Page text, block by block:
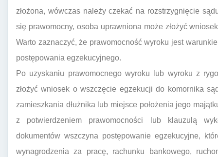
złożona, wówczas należy czekać na rozstrzygnięcie
się prawomocny, osoba uprawniona może złożyć
Warto zaznaczyć, że prawomocność wyroku jest
postępowania egzekucyjnego.
Po uzyskaniu prawomocnego wyroku lub wyroku z
złożyć wniosek o wszczęcie egzekucji do komornika
zamieszkania dłużnika lub miejsce położenia jego
z potwierdzeniem prawomocności lub klauzulą
dokumentów wszczyna postępowanie egzekucyjne,
wynagrodzenia za pracę, rachunku bankowego,